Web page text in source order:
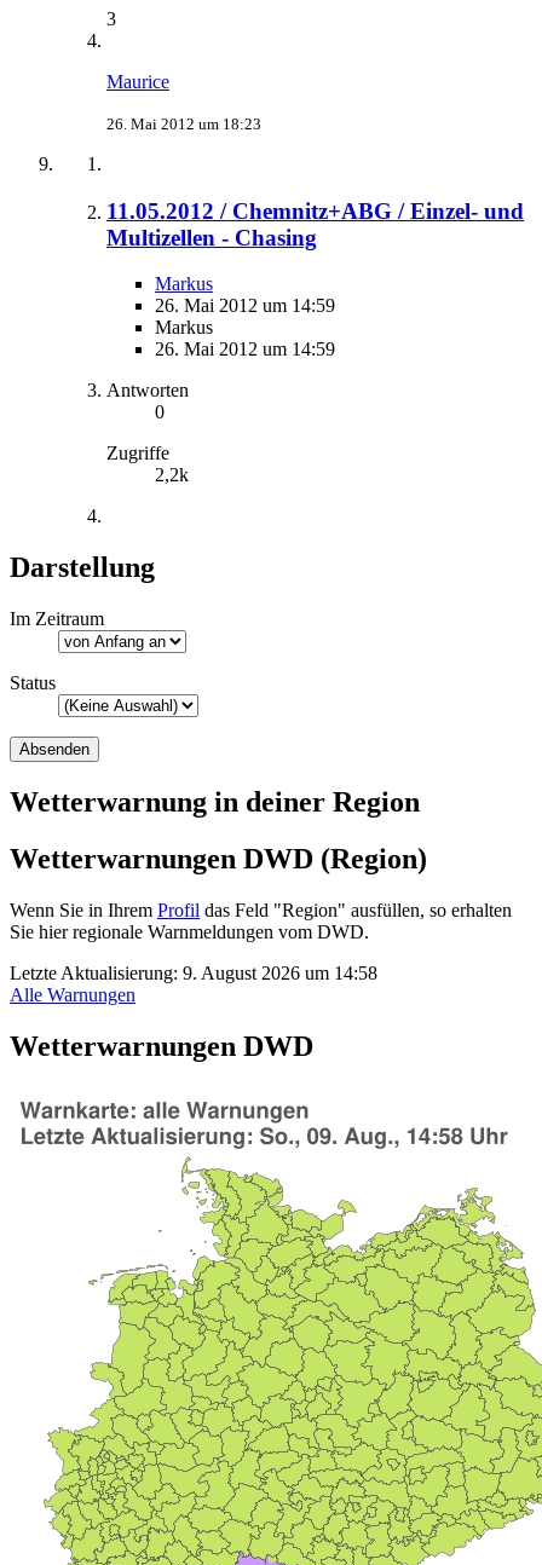
3
Maurice
26. Mai 2012 um 18:23
11.05.2012 / Chemnitz+ABG / Einzel- und
Multizellen - Chasing
Markus
26. Mai 2012 um 14:59
Markus
26. Mai 2012 um 14:59
Antworten
0
Zugriffe
2,2k
Darstellung
Im Zeitraum
Status
Wetterwarnung in deiner Region
Wetterwarnungen DWD (Region)
Wenn Sie in Ihrem Profil das Feld "Region" ausfüllen, so erhalten
Sie hier regionale Warnmeldungen vom DWD.
Letzte Aktualisierung: 9. August 2026 um 14:58
Alle Warnungen
Wetterwarnungen DWD